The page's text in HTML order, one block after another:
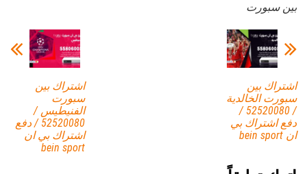
بين سبورت
اشتراك بين
سبورت
الفنيطيس /
52520080 / دفع
اشتراك بي ان
bein sport
اشتراك بين
سبورت الخالدية
/ 52520080 /
دفع اشتراك بي
ان bein sport